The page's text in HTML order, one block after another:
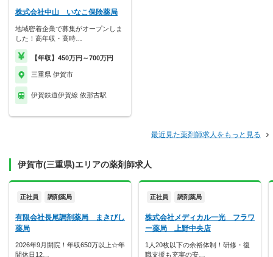
株式会社中山 いなこ保険薬局
地域密着企業で募集がオープンしま
した！高年収・高時…
【年収】450万円～700万円
三重県 伊賀市
伊賀鉄道伊賀線 依那古駅
最近見た薬剤師求人をもっと見る
伊賀市(三重県)エリアの薬剤師求人
正社員 調剤薬局
有限会社長尾調剤薬局 まきびし
薬局
2026年9月開院！年収650万以上☆年
間休日12…
正社員 調剤薬局
株式会社メディカル一光 フラワ
ー薬局 上野中央店
1人20枚以下の余裕体制！研修・復
職支援も充実の安…